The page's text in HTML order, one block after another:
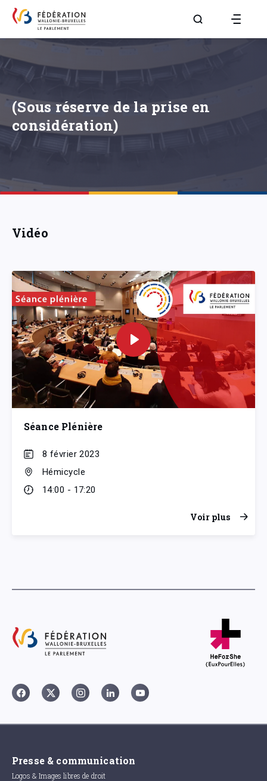
Aller à la page
(Sous réserve de la prise en
considération)
Vidéo
Séance Plénière
8 février 2023
Hémicycle
14:00 - 17:20
Voir plus
Presse & communication
Logos & Images libres de droit